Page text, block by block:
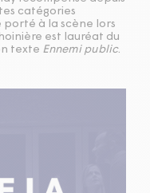
catégories
à la scène lors
est lauréat du
texte Ennemi public.